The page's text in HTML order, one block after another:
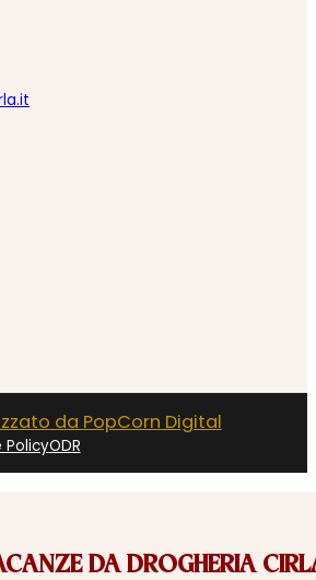
da PopCorn Digital
PolicyODR
DA DROGHERIA